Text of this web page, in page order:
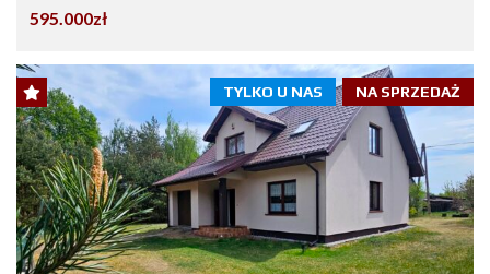
595.000zł
NA SPRZEDAŻ
TYLKO U NAS